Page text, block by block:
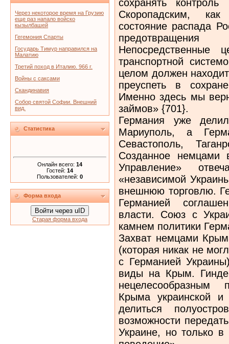
Через некоторое время на Грузию
еще раз напало войско
кызылбашей
Гегемония Спарты
Государь Тимур направился на
Малатию
Третий поход в Италию. 966 г.
Войны с саксами
Скандинавия
Собор святой Софии. Внешний
вид.
Статистика
Онлайн всего: 14
Гостей: 14
Пользователей: 0
Форма входа
Войти через uID
Старая форма входа
сохранять
Скоропадским,
состояние распада
Непосредственные
транспортной
целом должен
преуспеть в
Именно здесь мы
займов» {701}.
Германия уже
Мариуполь, а
Севастополь,
Созданное немцами
Управление»
«независимой
внешнюю торговлю.
Германией
власти. Союз с
камнем политики
Захват немцами
(которая никак не
с Германией
виды на Крым.
нецелесообразным
Крыма украинской
делиться
возможности
Украине, но только в